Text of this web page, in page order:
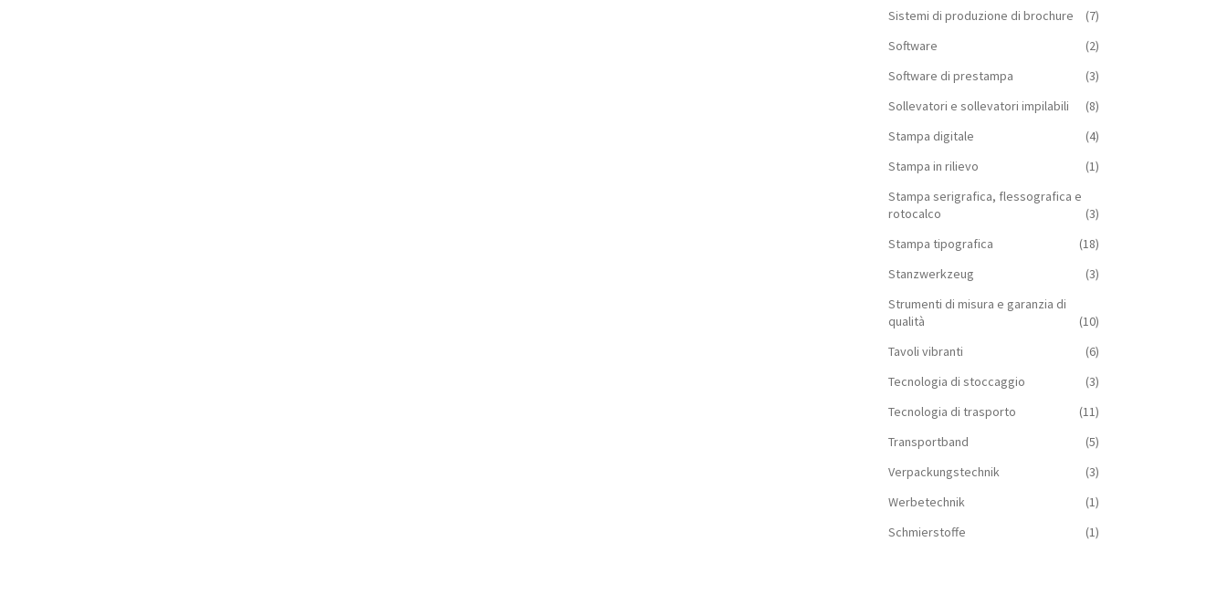
Sistemi di produzione di brochure
(7)
Software
(2)
Software di prestampa
(3)
Sollevatori e sollevatori impilabili
(8)
Stampa digitale
(4)
Stampa in rilievo
(1)
Stampa serigrafica, flessografica e
rotocalco
(3)
Stampa tipografica
(18)
Stanzwerkzeug
(3)
Strumenti di misura e garanzia di
qualità
(10)
Tavoli vibranti
(6)
Tecnologia di stoccaggio
(3)
Tecnologia di trasporto
(11)
Transportband
(5)
Verpackungstechnik
(3)
Werbetechnik
(1)
Schmierstoffe
(1)